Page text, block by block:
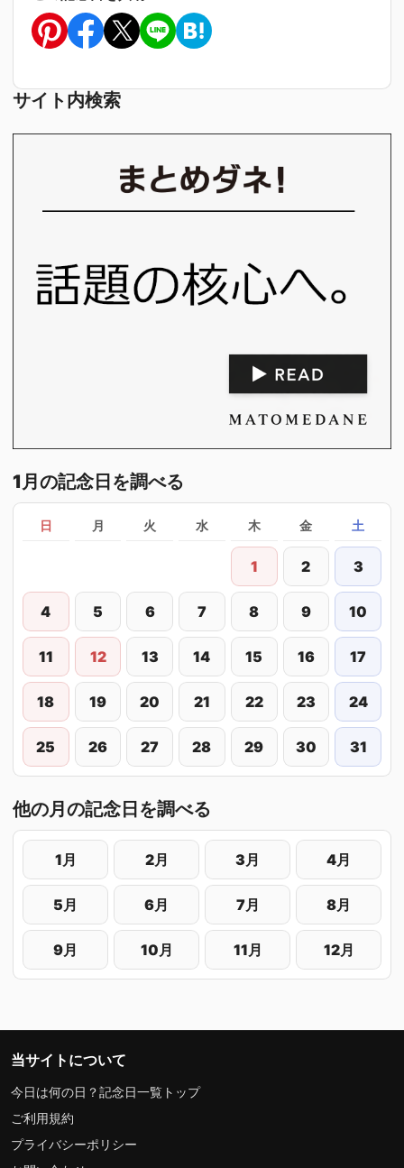
サイト内検索
1月の記念日を調べる
日 月 火 水 木 金 土
1 2 3
4 5 6 7 8 9 10
11 12 13 14 15 16 17
18 19 20 21 22 23 24
25 26 27 28 29 30 31
他の月の記念日を調べる
1月 2月 3月 4月
5月 6月 7月 8月
9月 10月 11月 12月
当サイトについて
今日は何の日？記念日一覧トップ
ご利用規約
プライバシーポリシー